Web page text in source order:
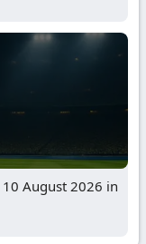
August 2026 in